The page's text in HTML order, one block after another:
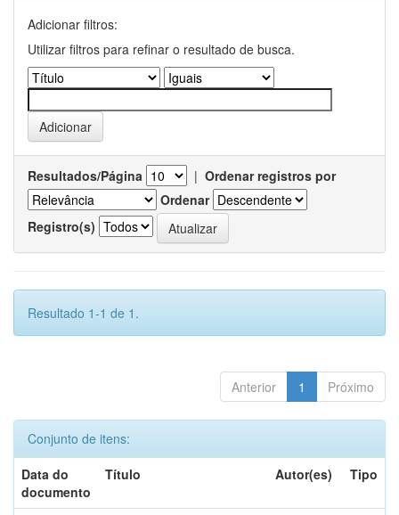
Adicionar filtros:
Utilizar filtros para refinar o resultado de busca.
Resultados/Página | Ordenar registros por
Ordenar
Registro(s)
Resultado 1-1 de 1.
Anterior 1 Próximo
Conjunto de itens:
Data do
documento
Título Autor(es) Tipo